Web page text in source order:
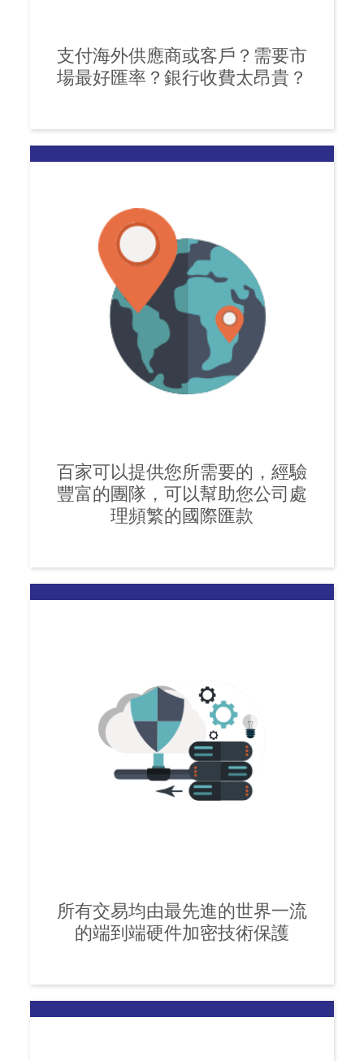
支付海外供應商或客戶？需要市
場最好匯率？銀行收費太昂貴？
百家可以提供您所需要的，經驗
豐富的團隊，可以幫助您公司處
理頻繁的國際匯款
所有交易均由最先進的世界一流
的端到端硬件加密技術保護